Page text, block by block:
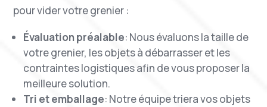
pour vider votre grenier :
Évaluation préalable: Nous évaluons la taille de
votre grenier, les objets à débarrasser et les
contraintes logistiques afin de vous proposer la
meilleure solution.
Tri et emballage: Notre équipe triera vos objets